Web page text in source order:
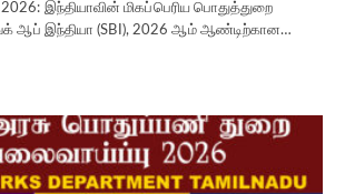
இந்தியாவின் மிகப்பெரிய பொதுத்துறை
ஆப் இந்தியா (SBI), 2026 ஆம் ஆண்டிற்கான…